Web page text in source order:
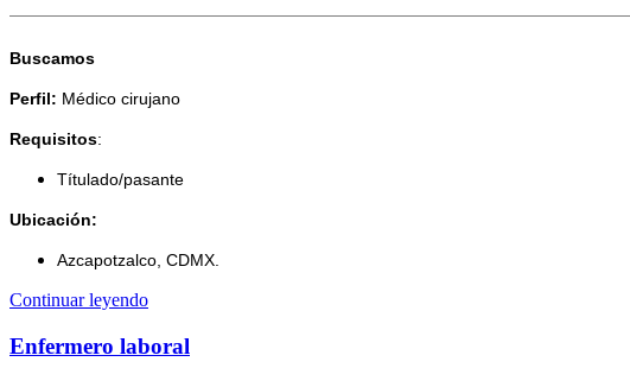
Buscamos
Perfil: Médico cirujano
Requisitos:
Títulado/pasante
Ubicación:
Azcapotzalco, CDMX.
Continuar leyendo
Enfermero laboral